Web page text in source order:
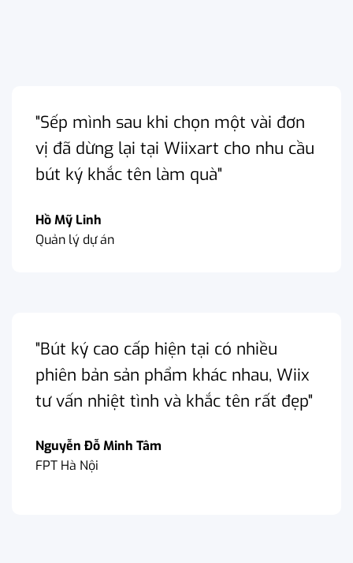
"Sếp mình sau khi chọn một vài đơn
vị đã dừng lại tại Wiixart cho nhu cầu
bút ký khắc tên làm quà"
Hồ Mỹ Linh
Quản lý dự án
"Bút ký cao cấp hiện tại có nhiều
phiên bản sản phẩm khác nhau, Wiix
tư vấn nhiệt tình và khắc tên rất đẹp"
Nguyễn Đỗ Minh Tâm
FPT Hà Nội